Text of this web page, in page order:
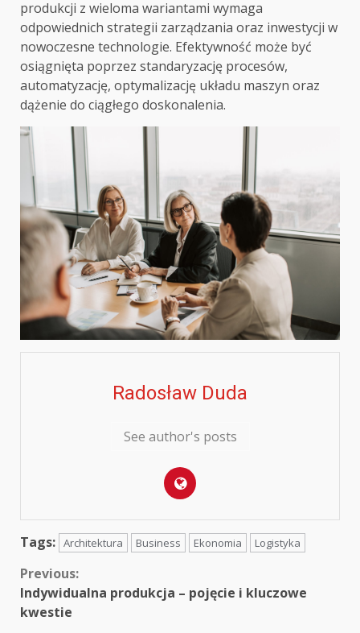
produkcji z wieloma wariantami wymaga
odpowiednich strategii zarządzania oraz inwestycji w
nowoczesne technologie. Efektywność może być
osiągnięta poprzez standaryzację procesów,
automatyzację, optymalizację układu maszyn oraz
dążenie do ciągłego doskonalenia.
Radosław Duda
See author's posts
Tags: Architektura Business Ekonomia Logistyka
Continue
Reading
Previous:
Indywidualna produkcja – pojęcie i kluczowe
kwestie